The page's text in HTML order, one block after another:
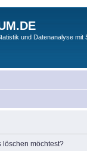
und Datenanalyse mit
löschen möchtest?